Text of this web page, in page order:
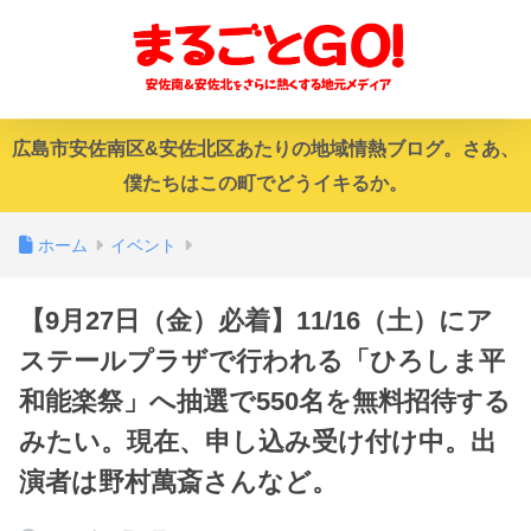
広島市安佐南区&安佐北区あたりの地域情熱ブログ。さあ、
僕たちはこの町でどうイキるか。
ホーム イベント
【9月27日（金）必着】11/16（土）にア
ステールプラザで行われる「ひろしま平
和能楽祭」へ抽選で550名を無料招待する
みたい。現在、申し込み受け付け中。出
演者は野村萬斎さんなど。